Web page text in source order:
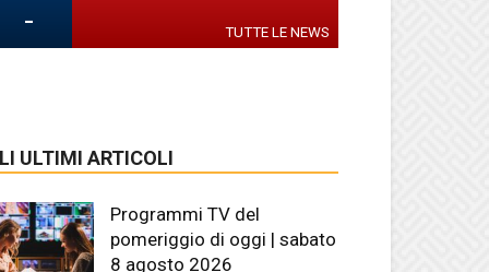
- TUTTE LE NEWS
ULTIMI ARTICOLI
Programmi TV del
pomeriggio di oggi | sabato
8 agosto 2026